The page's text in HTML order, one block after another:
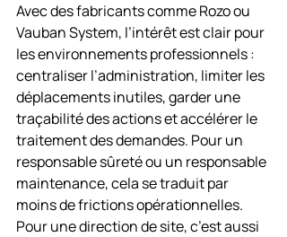
Avec des fabricants comme Rozo ou
Vauban System, l’intérêt est clair pour
les environnements professionnels :
centraliser l’administration, limiter les
déplacements inutiles, garder une
traçabilité des actions et accélérer le
traitement des demandes. Pour un
responsable sûreté ou un responsable
maintenance, cela se traduit par
moins de frictions opérationnelles.
Pour une direction de site, c’est aussi